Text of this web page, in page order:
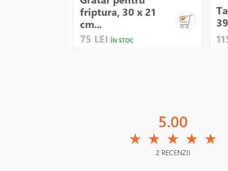
friptura, 30 x 21
cm...
75 LEI ÎN STOC
5.00
★ ★ ★ ★ ★
2 RECENZII